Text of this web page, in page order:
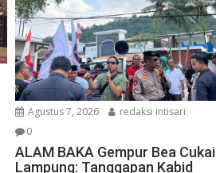
Agustus 7, 2026
redaksi intisari
0
ALAM BAKA Gempur Bea Cukai
Lampung: Tanggapan Kabid